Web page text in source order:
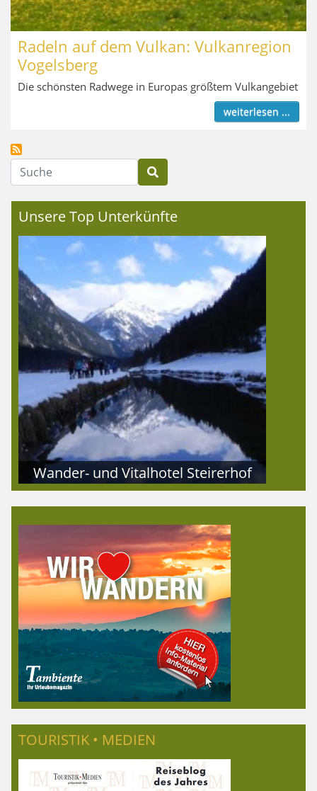
Radeln auf dem Vulkan: Vulkanregion
Vogelsberg
Die schönsten Radwege in Europas größtem Vulkangebiet
weiterlesen ...
Suche
Unsere Top Unterkünfte
Wander- und Vitalhotel Steirerhof
TOURISTIK • MEDIEN